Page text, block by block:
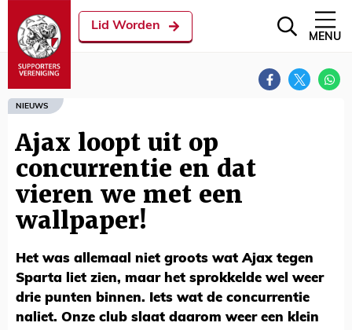
Lid Worden
MENU
NIEUWS
Ajax loopt uit op
concurrentie en dat
vieren we met een
wallpaper!
Het was allemaal niet groots wat Ajax tegen
Sparta liet zien, maar het sprokkelde wel weer
drie punten binnen. Iets wat de concurrentie
naliet. Onze club slaat daarom weer een klein